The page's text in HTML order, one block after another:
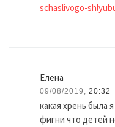
schaslivogo-
Елена
09/08/2019, 20:32
какая хрень была
фигни что детей